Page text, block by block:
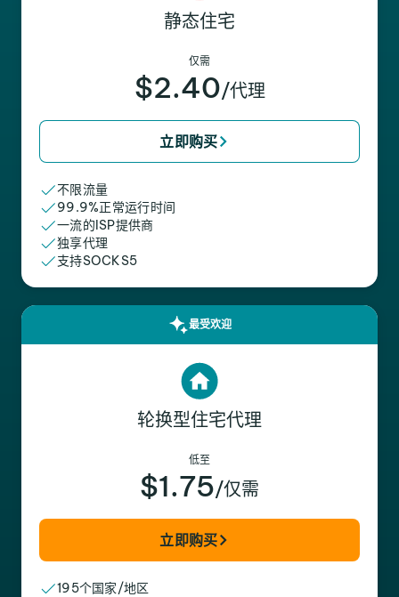
静态住宅
仅需
$2.40/代理
立即购买
不限流量
99.9%正常运行时间
一流的ISP提供商
独享代理
支持SOCKS5
最受欢迎
轮换型住宅代理
低至
$1.75/仅需
立即购买
195个国家/地区